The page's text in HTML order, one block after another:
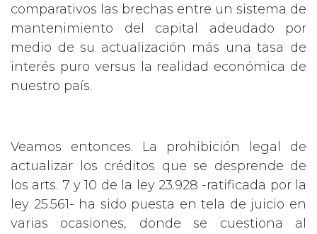
comparativos las brechas entre un sistema de
mantenimiento del capital adeudado por
medio de su actualización más una tasa de
interés puro versus la realidad económica de
nuestro país.
Veamos entonces. La prohibición legal de
actualizar los créditos que se desprende de
los arts. 7 y 10 de la ley 23.928 -ratificada por la
ley 25.561- ha sido puesta en tela de juicio en
varias ocasiones, donde se cuestiona al